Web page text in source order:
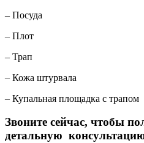
– Посуда
– Плот
– Трап
– Кожа штурвала
– Купальная площадка с трапом
Звоните сейчас, чтобы
детальную